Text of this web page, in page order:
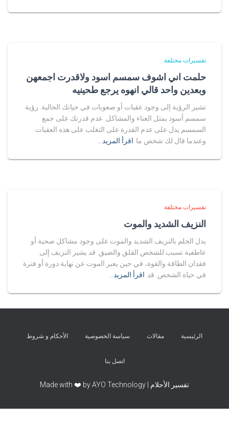
تفسيرات مختلفة
حلمت اني اشوف سمسم اسود ولاقدرت اجمعهن
وبعدين واحد قالي انهوه يرجع طحينيه
تشير الرؤية إلى وجود عقبات أو صعوبات في حياتك الحالية. رؤية
سمسم أسود يمثل العناء والمشاكل. عدم قدرتك على جمع
السمسم يدل على عدم القدرة على التغلب على هذه العقبات.
وعندما قال لك شخص ما اقرأ المزيد…
تفسيرات مختلفة
النزيف الشديد والموت
يدل الحلم بالنزيف الشديد والموت على وجود مشاكل صحية أو
عاطفية تسبب للشخص القلق والضيق. قد يشير النزيف إلى
فقدان الطاقة والقوة، في حين يعبر الموت عن نهاية دورة أو فترة
في حياة الشخص. قد اقرأ المزيد…
الرئيسية مقالات سياسة الخصوصية الأحكام و شروط
اتصل بنا
تفسير الأحلام | Made with ❤️ by AYO Technology